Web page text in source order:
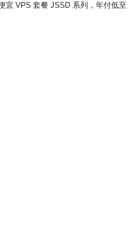
宜 VPS 套餐 JSSD 系列，年付低至